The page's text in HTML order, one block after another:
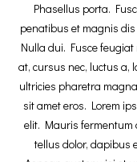
Phasellus porta.
penatibus et magnis
Nulla dui. Fusce
at, cursus nec, luctus a,
ultricies pharetra
sit amet eros. Lorem
elit. Mauris fermentum
tellus dolor, dapibus